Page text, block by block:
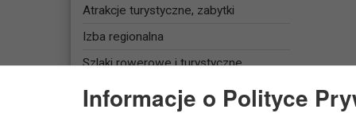
Atrakcje turystyczne, zabytki
Izba regionalna
Szlaki rowerowe i turystyczne
Baza noclegowa
Informacje o Polityce